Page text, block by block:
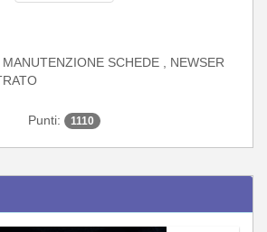
SCHEDE , NEWSER
Punti: 1110